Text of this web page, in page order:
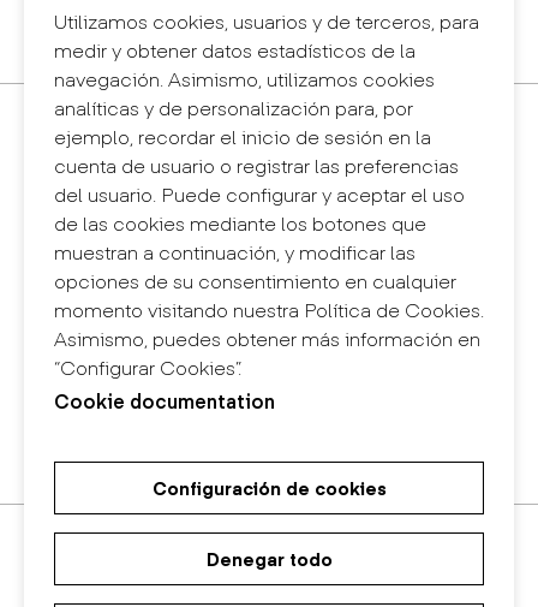
Utilizamos cookies, usuarios y de terceros, para
medir y obtener datos estadísticos de la
navegación. Asimismo, utilizamos cookies
analíticas y de personalización para, por
ejemplo, recordar el inicio de sesión en la
cuenta de usuario o registrar las preferencias
del usuario. Puede configurar y aceptar el uso
de las cookies mediante los botones que
muestran a continuación, y modificar las
opciones de su consentimiento en cualquier
momento visitando nuestra Política de Cookies.
Asimismo, puedes obtener más información en
“Configurar Cookies”.
Cookie documentation
Configuración de cookies
Denegar todo
Sistema interno de información (canal de
denuncias)
Contacto
+34 932 030 923
info@eina.cat
Eina Sentmenat
Passeig Santa Eulàlia, 25
08017 Barcelona
+34 672 31 86 57
Eina Bosc
Carrer del Bosc, 2
+34 675 78 48 03